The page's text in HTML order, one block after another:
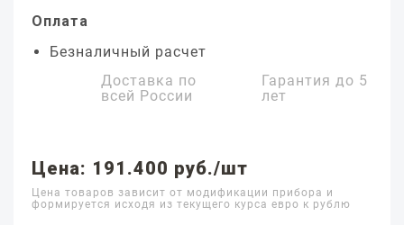
Оплата
Безналичный расчет
Доставка по
всей России
Гарантия до 5
лет
Цена: 191.400 руб./шт
Цена товаров зависит от модификации прибора и
формируется исходя из текущего курса евро к рублю